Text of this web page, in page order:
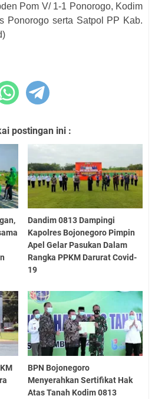
Pom V/ 1-1 Ponorogo, Kodim
Ponorogo serta Satpol PP Kab.
postingan ini :
Dandim 0813 Dampingi
Kapolres Bojonegoro Pimpin
Apel Gelar Pasukan Dalam
Rangka PPKM Darurat Covid-
19
BPN Bojonegoro
Menyerahkan Sertifikat Hak
Atas Tanah Kodim 0813